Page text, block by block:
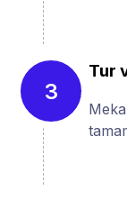
3
Tur